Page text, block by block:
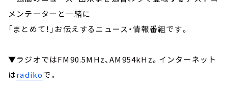
メンテーターと一緒に
「まとめて！」お伝えするニュース・情報番組です。
▼ラジオではFM90.5MHz、AM954kHz。インターネット
はradikoで。